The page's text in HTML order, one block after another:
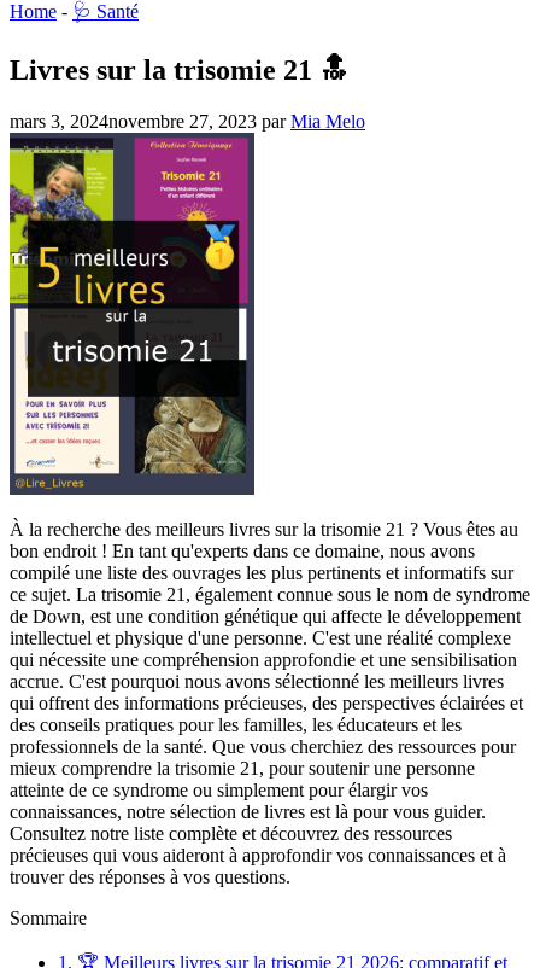
Home - 🩺 Santé
Livres sur la trisomie 21 🔝
mars 3, 2024novembre 27, 2023 parMia Melo
À la recherche des meilleurs livres sur la trisomie 21 ? Vous êtes au
bon endroit ! En tant qu'experts dans ce domaine, nous avons
compilé une liste des ouvrages les plus pertinents et informatifs sur
ce sujet. La trisomie 21, également connue sous le nom de syndrome
de Down, est une condition génétique qui affecte le développement
intellectuel et physique d'une personne. C'est une réalité complexe
qui nécessite une compréhension approfondie et une sensibilisation
accrue. C'est pourquoi nous avons sélectionné les meilleurs livres
qui offrent des informations précieuses, des perspectives éclairées et
des conseils pratiques pour les familles, les éducateurs et les
professionnels de la santé. Que vous cherchiez des ressources pour
mieux comprendre la trisomie 21, pour soutenir une personne
atteinte de ce syndrome ou simplement pour élargir vos
connaissances, notre sélection de livres est là pour vous guider.
Consultez notre liste complète et découvrez des ressources
précieuses qui vous aideront à approfondir vos connaissances et à
trouver des réponses à vos questions.
Sommaire
1. 🏆 Meilleurs livres sur la trisomie 21 2026: comparatif et